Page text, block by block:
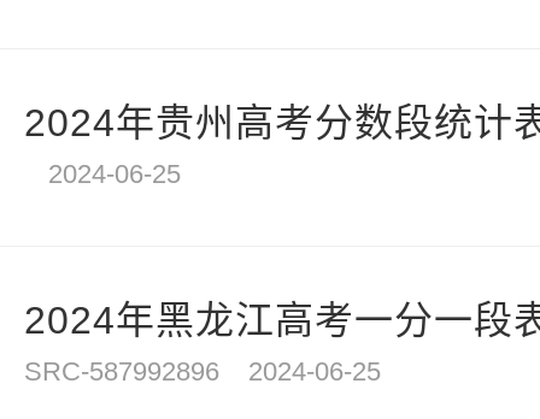
2024年贵州高考分数段统计
2024-06-25
2024年黑龙江高考一分一段
SRC-587992896 2024-06-25